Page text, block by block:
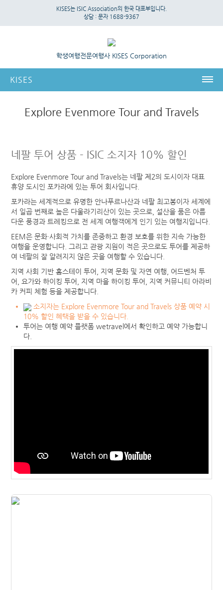
KISES는 ISIC Association의 한국 대표부입니다.
상담 : 문자 1688-9367
학생여행전문여행사 KISES Corporation
KISES
ITIC 국제교사증
IYTC 국제청소년증
온라인 신청서
MY ID
ID 혜택정보
국내 혜택
글로벌 혜택
유럽
호주·뉴질랜드
미국·캐나다
중남미
아프리카
아시아
다국적투어
교통
Explore Evenmore Tour and Travels
네팔 투어 상품 - ISIC 소지자 10% 할인
Explore Evenmore Tour and Travels는 네팔 제2의 도시이자 대표
휴양 도시인 포카라에 있는 투어 회사입니다.
포카라는 세계적으로 유명한 안나푸르나산과 네팔 최고봉이자 세계에
서 일곱 번째로 높은 다울라기리산이 있는 곳으로, 설산을 품은 아름
다운 풍경과 트레킹으로 전 세계 여행객에게 인기 있는 여행지입니다.
EEM은 문화·사회적 가치를 존중하고 환경 보호를 위한 지속 가능한
여행을 운영합니다. 그리고 관광 지원이 적은 곳으로도 투어를 제공하
여 네팔의 잘 알려지지 않은 곳을 여행할 수 있습니다.
지역 사회 기반 홈스테이 투어, 지역 문화 및 자연 여행, 어드벤처 투
어, 요가와 하이킹 투어, 지역 마을 하이킹 투어, 지역 커뮤니티 아라비
카 커피 체험 등을 제공합니다.
소지자는 Explore Evenmore Tour and Travels 상품 예약 시
10% 할인 혜택을 받을 수 있습니다.
투어는 여행 예약 플랫폼 wetravel에서 확인하고 예약 가능합니
다.